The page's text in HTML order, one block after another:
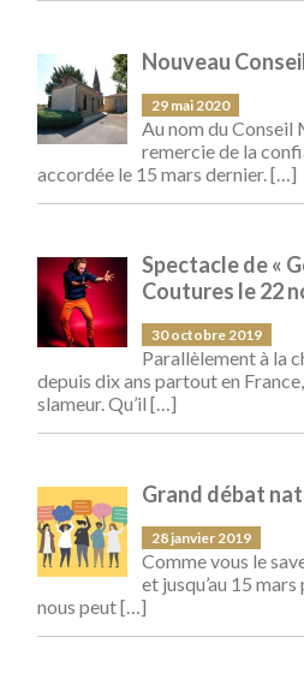
Nouveau
29 mai 2020
Au nom du Conseil
remercie de la
accordée le 15 mars dernier.[…]
Spectacle de «
Coutures le 22
30 octobre 2019
Parallèlement à la
depuis dix ans partout en
slameur. Qu’il […]
Grand débat
28 janvier 2019
Comme vous le
et jusqu’au 15
nous peut[…]